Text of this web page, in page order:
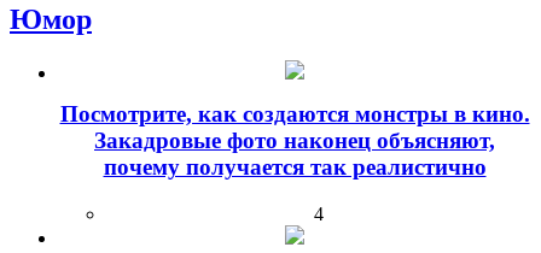
Юмор
Посмотрите, как создаются монстры в кино.
Закадровые фото наконец объясняют,
почему получается так реалистично
4